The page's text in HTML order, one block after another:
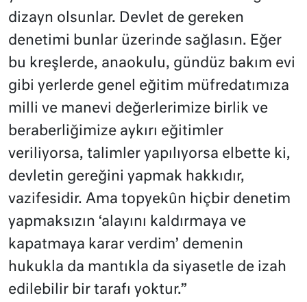
dizayn olsunlar. Devlet de gereken
denetimi bunlar üzerinde sağlasın. Eğer
bu kreşlerde, anaokulu, gündüz bakım evi
gibi yerlerde genel eğitim müfredatımıza
milli ve manevi değerlerimize birlik ve
beraberliğimize aykırı eğitimler
veriliyorsa, talimler yapılıyorsa elbette ki,
devletin gereğini yapmak hakkıdır,
vazifesidir. Ama topyekûn hiçbir denetim
yapmaksızın ‘alayını kaldırmaya ve
kapatmaya karar verdim’ demenin
hukukla da mantıkla da siyasetle de izah
edilebilir bir tarafı yoktur.”